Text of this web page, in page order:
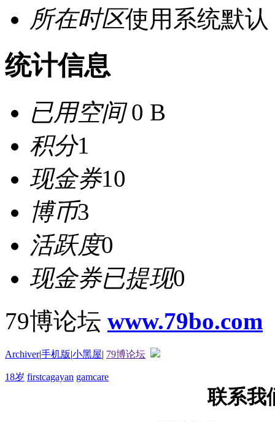
所在时区使用系统默认
统计信息
已用空间0 B
积分1
现金券10
博币3
活跃度0
现金券已提现0
79博论坛 www.79bo.com
Archiver|手机版|小黑屋| 79博论坛
18岁 firstcagayan gamcare
联系我